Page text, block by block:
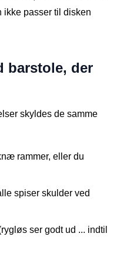
ikke passer til disken
barstole, der
skyldes de samme
rammer, eller du
spiser skulder ved
ser godt ud ... indtil